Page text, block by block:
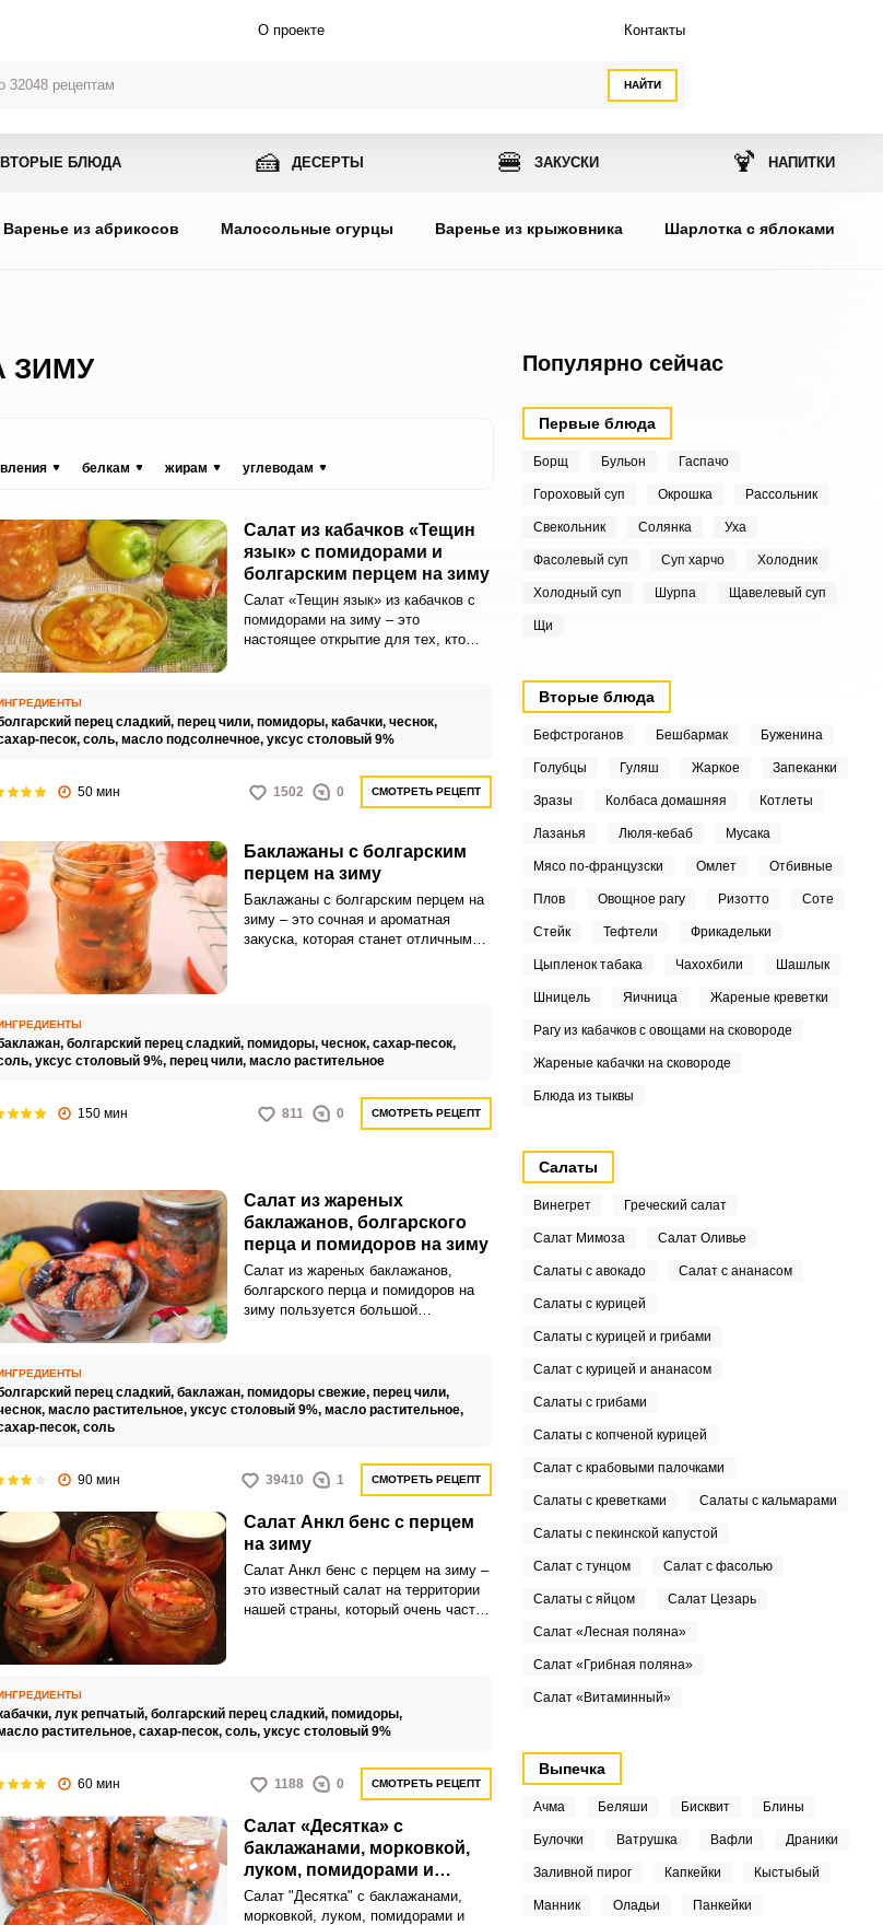
НАЙТИ
О проекте Контакты
ВТОРЫЕ БЛЮДА 🍰 ДЕСЕРТЫ 🍔 ЗАКУСКИ 🍹 НАПИТКИ
Варенье из абрикосов Малосольные огурцы Варенье из крыжовника Шарлотка с яблоками
ЗИМУ
белкам жирам углеводам
Салат из кабачков «Тещин
язык» с помидорами и
болгарским перцем на зиму
Салат «Тещин язык» из кабачков с
помидорами на зиму – это
настоящее открытие для тех, кто
зеленью и чесноком, создают
неповторимый вкус этого блюда.
перец сладкий, перец чили, помидоры, кабачки, чеснок,
песок, соль, масло подсолнечное, уксус столовый 9%
50 мин 1502 0 СМОТРЕТЬ РЕЦЕПТ
Баклажаны с болгарским
перцем на зиму
Баклажаны с болгарским перцем на
зиму – это сочная и ароматная
закуска, которая станет отличным
или рыбным блюдам.
болгарский перец сладкий, помидоры, чеснок, сахар-песок,
уксус столовый 9%, перец чили, масло растительное
150 мин 811 0 СМОТРЕТЬ РЕЦЕПТ
Салат из жареных
баклажанов, болгарского
перца и помидоров на зиму
Салат из жареных баклажанов,
болгарского перца и помидоров на
зиму пользуется большой
сильного пола.
перец сладкий, баклажан, помидоры свежие, перец чили,
масло растительное, уксус столовый 9%, масло растительное,
песок, соль
90 мин 39410 1 СМОТРЕТЬ РЕЦЕПТ
Салат Анкл бенс с перцем
на зиму
Салат Анкл бенс с перцем на зиму –
это известный салат на территории
нашей страны, который очень часто
салат самому куда проще, чем
покупать.
лук репчатый, болгарский перец сладкий, помидоры,
растительное, сахар-песок, соль, уксус столовый 9%
60 мин 1188 0 СМОТРЕТЬ РЕЦЕПТ
Салат «Десятка» с
баклажанами, морковкой,
луком, помидорами и
перцем на зиму
Салат "Десятка" с баклажанами,
морковкой, луком, помидорами и
Популярно сейчас
Первые блюда
Борщ Бульон Гаспачо
Гороховый суп Окрошка Рассольник
Свекольник Солянка Уха
Фасолевый суп Суп харчо Холодник
Холодный суп Шурпа Щавелевый суп
Щи
Вторые блюда
Бефстроганов Бешбармак Буженина
Голубцы Гуляш Жаркое Запеканки
Зразы Колбаса домашняя Котлеты
Лазанья Люля-кебаб Мусака
Мясо по-французски Омлет Отбивные
Плов Овощное рагу Ризотто Соте
Стейк Тефтели Фрикадельки
Цыпленок табака Чахохбили Шашлык
Шницель Яичница Жареные креветки
Рагу из кабачков с овощами на сковороде
Жареные кабачки на сковороде
Блюда из тыквы
Салаты
Винегрет Греческий салат
Салат Мимоза Салат Оливье
Салаты с авокадо Салат с ананасом
Салаты с курицей
Салаты с курицей и грибами
Салат с курицей и ананасом
Салаты с грибами
Салаты с копченой курицей
Салат с крабовыми палочками
Салаты с креветками Салаты с кальмарами
Салаты с пекинской капустой
Салат с тунцом Салат с фасолью
Салаты с яйцом Салат Цезарь
Салат «Лесная поляна»
Салат «Грибная поляна»
Салат «Витаминный»
Выпечка
Ачма Беляши Бисквит Блины
Булочки Ватрушка Вафли Драники
Заливной пирог Капкейки Кыстыбый
Манник Оладьи Панкейки